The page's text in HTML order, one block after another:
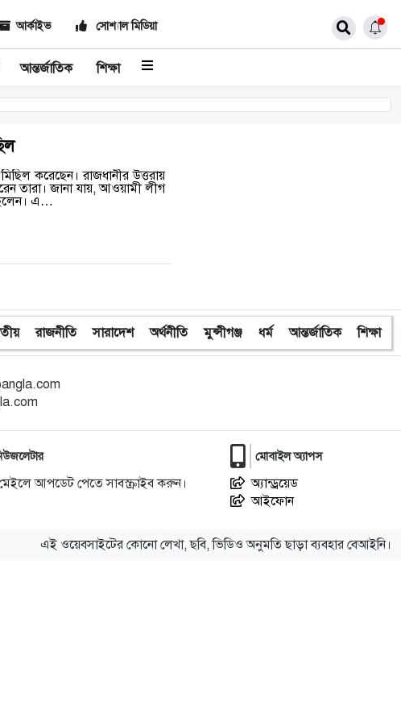
আর্কাইভ সোশ্যাল মিডিয়া
আন্তর্জাতিক শিক্ষা
করেছেন। রাজধানীর উত্তরায়
তারা। জানা যায়, আওয়ামী লীগ
এ…
রাজনীতি সারাদেশ অর্থনীতি মুন্সীগঞ্জ ধর্ম আন্তর্জাতিক শিক্ষা
মেইলে আপডেট পেতে সাবস্ক্রাইব করুন।
মোবাইল অ্যাপস
অ্যান্ড্রয়েড
আইফোন
এই ওয়েবসাইটের কোনো লেখা, ছবি, ভিডিও অনুমতি ছাড়া ব্যবহার বেআইনি।